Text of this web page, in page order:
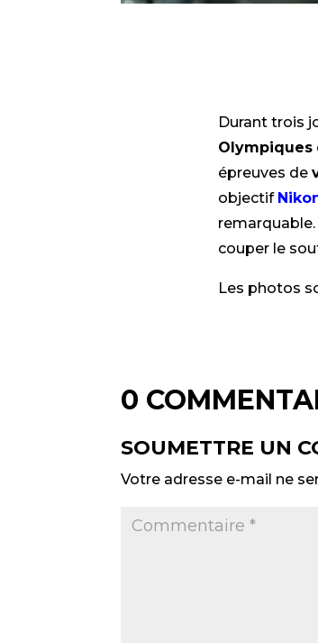
Durant trois
Olympiques
épreuves de
objectif
couper le
Les photos
0
SOUMETTRE UN
Votre adresse e-mail ne